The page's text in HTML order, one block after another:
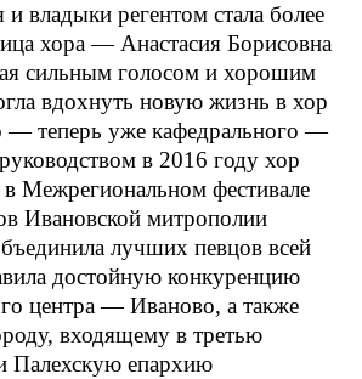
и владыки регентом стала более
хора — Анастасия Борисовна
сильным голосом и хорошим
вдохнуть новую жизнь в хор
— теперь уже кафедрального —
в 2016 году хор
в Межрегиональном фестивале
Ивановской митрополии
лучших певцов всей
достойную конкуренцию
центра — Иваново, а также
входящему в третью
Палехскую епархию